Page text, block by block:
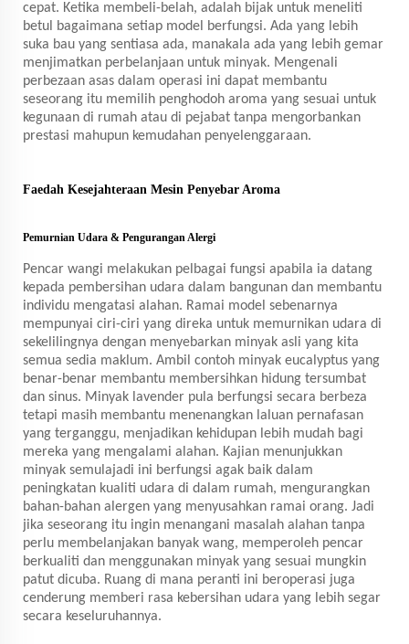
cepat. Ketika membeli-belah, adalah bijak untuk meneliti
betul bagaimana setiap model berfungsi. Ada yang lebih
suka bau yang sentiasa ada, manakala ada yang lebih gemar
menjimatkan perbelanjaan untuk minyak. Mengenali
perbezaan asas dalam operasi ini dapat membantu
seseorang itu memilih penghodoh aroma yang sesuai untuk
kegunaan di rumah atau di pejabat tanpa mengorbankan
prestasi mahupun kemudahan penyelenggaraan.
Faedah Kesejahteraan Mesin Penyebar Aroma
Pemurnian Udara & Pengurangan Alergi
Pencar wangi melakukan pelbagai fungsi apabila ia datang
kepada pembersihan udara dalam bangunan dan membantu
individu mengatasi alahan. Ramai model sebenarnya
mempunyai ciri-ciri yang direka untuk memurnikan udara di
sekelilingnya dengan menyebarkan minyak asli yang kita
semua sedia maklum. Ambil contoh minyak eucalyptus yang
benar-benar membantu membersihkan hidung tersumbat
dan sinus. Minyak lavender pula berfungsi secara berbeza
tetapi masih membantu menenangkan laluan pernafasan
yang terganggu, menjadikan kehidupan lebih mudah bagi
mereka yang mengalami alahan. Kajian menunjukkan
minyak semulajadi ini berfungsi agak baik dalam
peningkatan kualiti udara di dalam rumah, mengurangkan
bahan-bahan alergen yang menyusahkan ramai orang. Jadi
jika seseorang itu ingin menangani masalah alahan tanpa
perlu membelanjakan banyak wang, memperoleh pencar
berkualiti dan menggunakan minyak yang sesuai mungkin
patut dicuba. Ruang di mana peranti ini beroperasi juga
cenderung memberi rasa kebersihan udara yang lebih segar
secara keseluruhannya.